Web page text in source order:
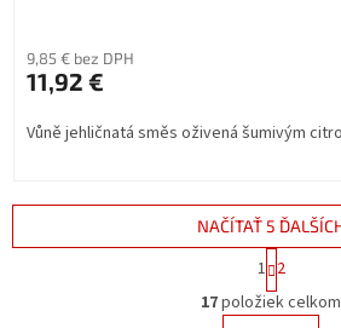
9,85 € bez DPH
11,92 €
Vůně jehličnatá směs oživená šumivým
O
v
NAČÍTAŤ 5
S
t
r
á
1 2
17položiek celkom